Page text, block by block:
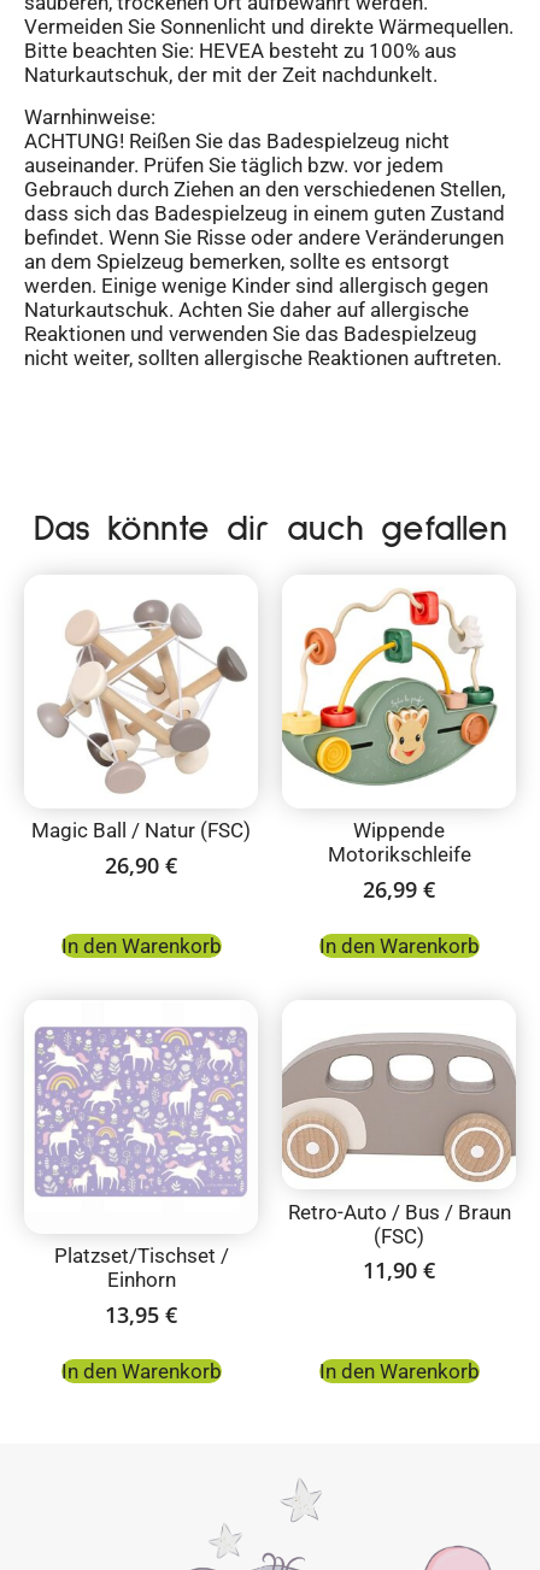
Vermeiden Sie Sonnenlicht und direkte Wärmequellen.
Bitte beachten Sie: HEVEA besteht zu 100% aus
Naturkautschuk, der mit der Zeit nachdunkelt.
Warnhinweise:
ACHTUNG! Reißen Sie das Badespielzeug nicht
auseinander. Prüfen Sie täglich bzw. vor jedem
Gebrauch durch Ziehen an den verschiedenen Stellen,
dass sich das Badespielzeug in einem guten Zustand
befindet. Wenn Sie Risse oder andere Veränderungen
an dem Spielzeug bemerken, sollte es entsorgt
werden. Einige wenige Kinder sind allergisch gegen
Naturkautschuk. Achten Sie daher auf allergische
Reaktionen und verwenden Sie das Badespielzeug
nicht weiter, sollten allergische Reaktionen auftreten.
Das könnte dir auch gefallen
Magic Ball / Natur (FSC)
26,90 €
In den Warenkorb
Wippende
Motorikschleife
26,99 €
In den Warenkorb
Platzset/Tischset /
Einhorn
13,95 €
In den Warenkorb
Retro-Auto / Bus / Braun
(FSC)
11,90 €
In den Warenkorb